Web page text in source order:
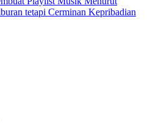
tetapi Cerminan Kepribadian